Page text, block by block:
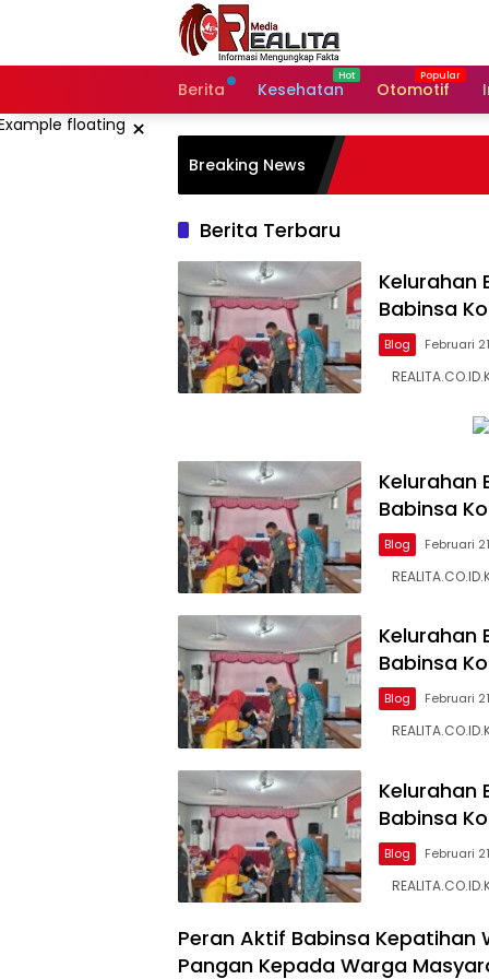
Berita
Kesehatan Otomotif
×
Breaking News
Berita Terbaru
Kelurahan
Babinsa
Blog Februari
Kelurahan
Babinsa
Blog Februari
Kelurahan
Babinsa
Blog Februari
REALITA
Kelurahan
Babinsa
Blog Februari
Peran Aktif Babinsa Kepatihan
Pangan Kepada Warga